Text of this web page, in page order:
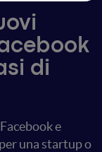
di
e
una startup o